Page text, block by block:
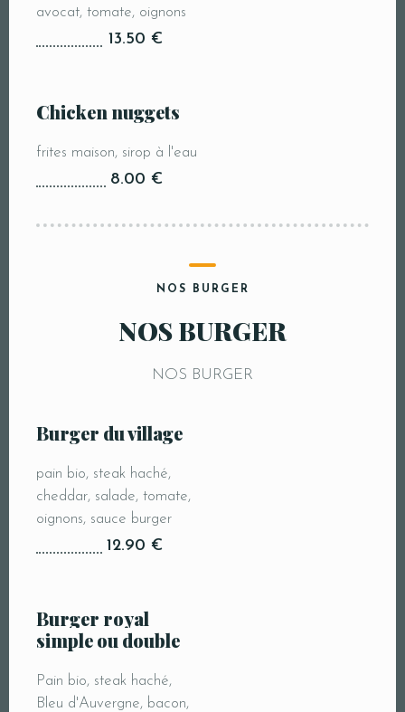
avocat, tomate, oignons
13.50 €
Chicken nuggets
frites maison, sirop à l'eau
8.00 €
NOS BURGER
NOS BURGER
NOS BURGER
Burger du village
pain bio, steak haché,
cheddar, salade, tomate,
oignons, sauce burger
12.90 €
Burger royal
simple ou double
Pain bio, steak haché,
Bleu d'Auvergne, bacon,